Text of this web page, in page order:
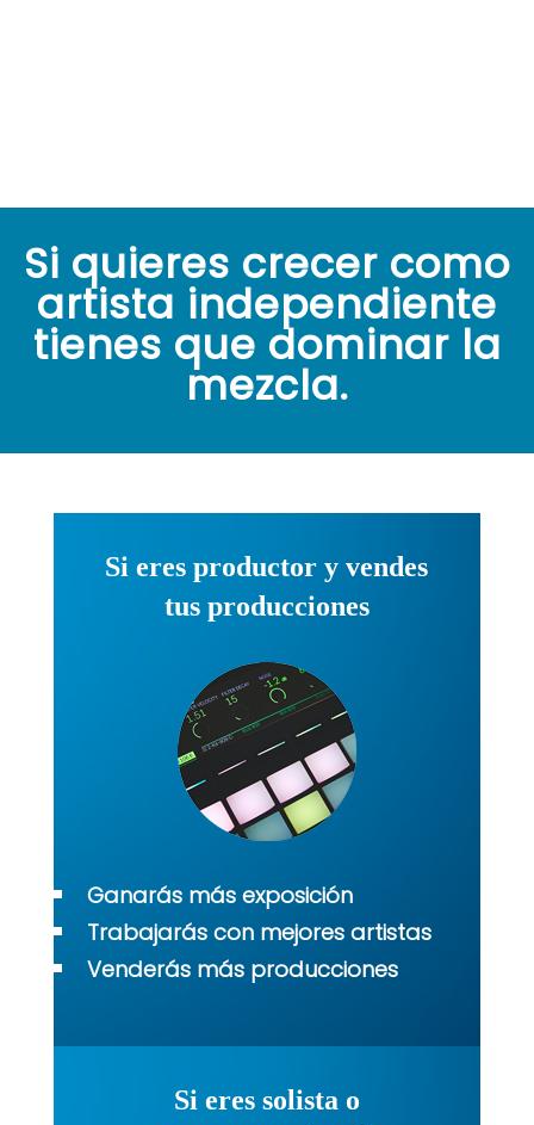
Si quieres crecer como
artista independiente
tienes que dominar la
mezcla.
Si eres productor y vendes
tus producciones
Ganarás más exposición
Trabajarás con mejores artistas
Venderás más producciones
Si eres solista o